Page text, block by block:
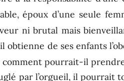
époux d’une seule
ni brutal mais
de ses enfants
pourrait-il
par l’orgueil, il pourrait